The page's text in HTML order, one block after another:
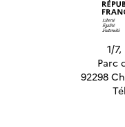
1/
Parc
92298